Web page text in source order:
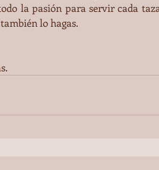
la pasión para servir cada
lo hagas.